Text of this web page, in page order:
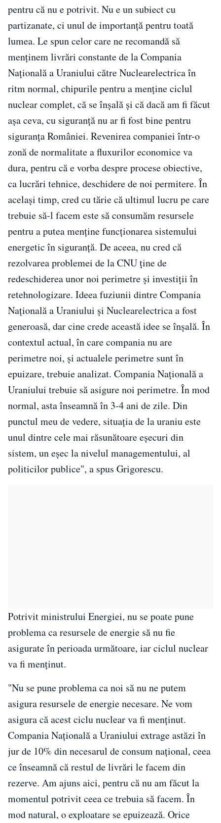
pentru că nu e potrivit. Nu e un subiect cu
partizanate, ci unul de importanţă pentru toată
lumea. Le spun celor care ne recomandă să
menţinem livrări constante de la Compania
Naţională a Uraniului către Nuclearelectrica în
ritm normal, chipurile pentru a menţine ciclul
nuclear complet, că se înşală şi că dacă am fi făcut
aşa ceva, cu siguranţă nu ar fi fost bine pentru
siguranţa României. Revenirea companiei într-o
zonă de normalitate a fluxurilor economice va
dura, pentru că e vorba despre procese obiective,
ca lucrări tehnice, deschidere de noi permitere. În
acelaşi timp, cred cu tărie că ultimul lucru pe care
trebuie să-l facem este să consumăm resursele
pentru a putea menţine funcţionarea sistemului
energetic în siguranţă. De aceea, nu cred că
rezolvarea problemei de la CNU ţine de
redeschiderea unor noi perimetre şi investiţii în
retehnologizare. Ideea fuziunii dintre Compania
Naţională a Uraniului şi Nuclearelectrica a fost
generoasă, dar cine crede această idee se înşală. În
contextul actual, în care compania nu are
perimetre noi, şi actualele perimetre sunt în
epuizare, trebuie analizat. Compania Naţională a
Uraniului trebuie să asigure noi perimetre. În mod
normal, asta înseamnă în 3-4 ani de zile. Din
punctul meu de vedere, situaţia de la uraniu este
unul dintre cele mai răsunătoare eşecuri din
sistem, un eşec la nivelul managementului, al
politicilor publice", a spus Grigorescu.
Potrivit ministrului Energiei, nu se poate pune
problema ca resursele de energie să nu fie
asigurate în perioada următoare, iar ciclul nuclear
va fi menţinut.
"Nu se pune problema ca noi să nu ne putem
asigura resursele de energie necesare. Ne vom
asigura că acest ciclu nuclear va fi menţinut.
Compania Naţională a Uraniului extrage astăzi în
jur de 10% din necesarul de consum naţional, ceea
ce înseamnă că restul de livrări le facem din
rezerve. Am ajuns aici, pentru că nu am făcut la
momentul potrivit ceea ce trebuia să facem. În
mod natural, o exploatare se epuizează. Orice